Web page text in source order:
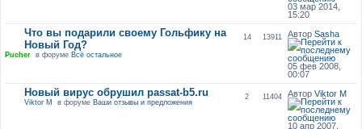
03 мар 2014,
15:20
Что вы подарили своему Гольфику на
Новый Год?
Pucherв форуме Всё остальное
14 13911 АвторSasha
05 фев 2008,
00:07
Новый вирус обрушил passat-b5.ru
Viktor M в форуме Ваши отзывы и предложения
2 11404 АвторViktor M
10 апр 2007,